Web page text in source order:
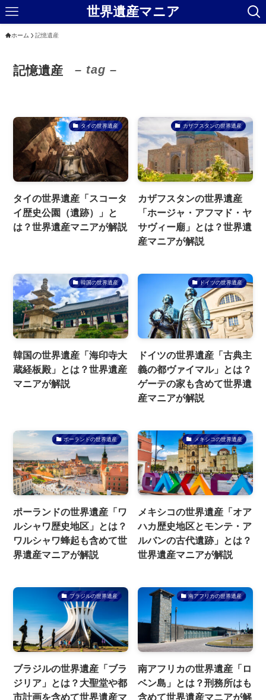
世界遺産マニア
ホーム 記憶遺産
記憶遺産 – tag –
タイの世界遺産
タイの世界遺産「スコータ
イ歴史公園（遺跡）」と
は？世界遺産マニアが解説
カザフスタンの世界遺産
カザフスタンの世界遺産
「ホージャ・アフマド・ヤ
サヴィー廟」とは？世界遺
産マニアが解説
韓国の世界遺産
韓国の世界遺産「海印寺大
蔵経板殿」とは？世界遺産
マニアが解説
ドイツの世界遺産
ドイツの世界遺産「古典主
義の都ヴァイマル」とは？
ゲーテの家も含めて世界遺
産マニアが解説
ポーランドの世界遺産
ポーランドの世界遺産「ワ
ルシャワ歴史地区」とは？
ワルシャワ蜂起も含めて世
界遺産マニアが解説
メキシコの世界遺産
メキシコの世界遺産「オア
ハカ歴史地区とモンテ・ア
ルバンの古代遺跡」とは？
世界遺産マニアが解説
ブラジルの世界遺産
ブラジルの世界遺産「ブラ
ジリア」とは？大聖堂や都
市計画を含めて世界遺産マ
南アフリカの世界遺産
南アフリカの世界遺産「ロ
ベン島」とは？刑務所はも
含めて世界遺産マニアが解